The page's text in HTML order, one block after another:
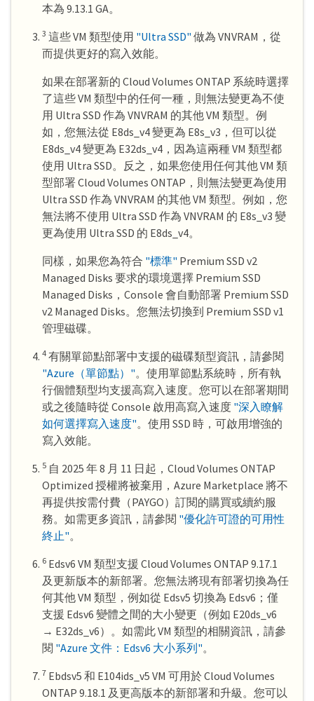
本為 9.13.1 GA。
3 這些 VM 類型使用 "Ultra SSD" 做為 VNVRAM，從
而提供更好的寫入效能。
如果在部署新的 Cloud Volumes ONTAP 系統時選擇
了這些 VM 類型中的任何一種，則無法變更為不使
用 Ultra SSD 作為 VNVRAM 的其他 VM 類型。例
如，您無法從 E8ds_v4 變更為 E8s_v3，但可以從
E8ds_v4 變更為 E32ds_v4，因為這兩種 VM 類型都
使用 Ultra SSD。反之，如果您使用任何其他 VM 類
型部署 Cloud Volumes ONTAP，則無法變更為使用
Ultra SSD 作為 VNVRAM 的其他 VM 類型。例如，您
無法將不使用 Ultra SSD 作為 VNVRAM 的 E8s_v3 變
更為使用 Ultra SSD 的 E8ds_v4。
同樣，如果您為符合 "標準" Premium SSD v2
Managed Disks 要求的環境選擇 Premium SSD
Managed Disks，Console 會自動部署 Premium SSD
v2 Managed Disks。您無法切換到 Premium SSD v1
管理磁碟。
4 有關單節點部署中支援的磁碟類型資訊，請參閱
"Azure（單節點）"。使用單節點系統時，所有執
行個體類型均支援高寫入速度。您可以在部署期間
或之後隨時從 Console 啟用高寫入速度 "深入瞭解
如何選擇寫入速度"。使用 SSD 時，可啟用增強的
寫入效能。
5 自 2025 年 8 月 11 日起，Cloud Volumes ONTAP
Optimized 授權將被棄用，Azure Marketplace 將不
再提供按需付費（PAYGO）訂閱的購買或續約服
務。如需更多資訊，請參閱 "優化許可證的可用性
終止"。
6 Edsv6 VM 類型支援 Cloud Volumes ONTAP 9.17.1
及更新版本的新部署。您無法將現有部署切換為任
何其他 VM 類型，例如從 Edsv5 切換為 Edsv6；僅
支援 Edsv6 變體之間的大小變更（例如 E20ds_v6
→ E32ds_v6）。如需此 VM 類型的相關資訊，請參
閱 "Azure 文件：Edsv6 大小系列"。
7 Ebdsv5 和 E104ids_v5 VM 可用於 Cloud Volumes
ONTAP 9.18.1 及更高版本的新部署和升級。您可以